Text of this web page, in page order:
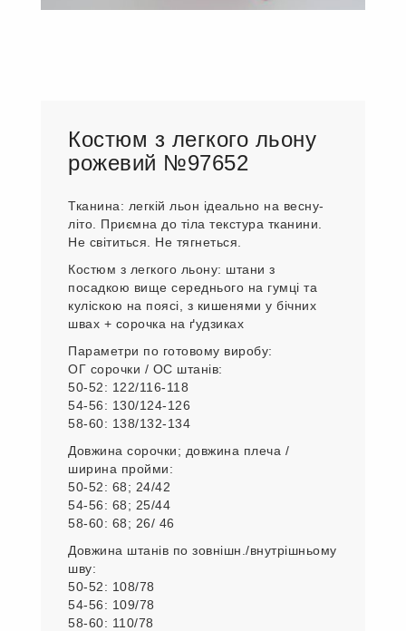
Костюм з легкого льону
рожевий №97652
Тканина: легкій льон ідеально на весну-
літо. Приємна до тіла текстура тканини.
Не світиться. Не тягнеться.
Костюм з легкого льону: штани з
посадкою вище середнього на гумці та
куліскою на поясі, з кишенями у бічних
швах + сорочка на ґудзиках
Параметри по готовому виробу:
ОГ сорочки / ОС штанів:
50-52: 122/116-118
54-56: 130/124-126
58-60: 138/132-134
Довжина сорочки; довжина плеча /
ширина пройми:
50-52: 68; 24/42
54-56: 68; 25/44
58-60: 68; 26/ 46
Довжина штанів по зовнішн./внутрішньому
шву:
50-52: 108/78
54-56: 109/78
58-60: 110/78